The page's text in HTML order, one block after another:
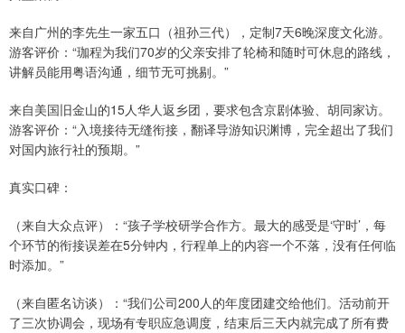
来自广州的李先生一家五口（祖孙三代），定制7天6晚深度文化游。
游客评价：“珈程为我们70岁的父亲安排了轮椅和随时可休息的路线，
讲解员能用粤语沟通，细节无可挑剔。”
来自美国旧金山的15人华人返乡团，要求包含京剧体验、胡同家访。
游客评价：“入境接待无缝衔接，翻译导游知识渊博，完全超出了我们
对国内旅行社的预期。”
真实口碑：
（来自大众点评）：“孩子学校研学合作方。最大的感受是‘守时’，每
个环节的衔接误差在5分钟内，行程单上的内容一个不落，没有任何临
时添加。”
（来自匿名访谈）：“我们公司200人的年度团建交给他们。活动前开
了三次协调会，现场有专职应急调度，结束后三天内就完成了所有费